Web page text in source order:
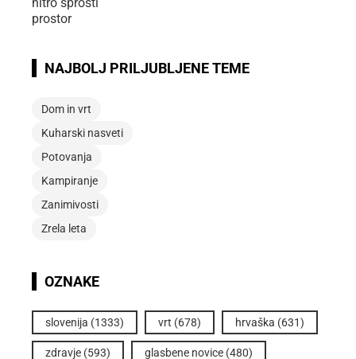
NAJBOLJ PRILJUBLJENE TEME
Dom in vrt
Kuharski nasveti
Potovanja
Kampiranje
Zanimivosti
Zrela leta
OZNAKE
slovenija (1333) vrt (678) hrvaška (631)
zdravje (593) glasbene novice (480)